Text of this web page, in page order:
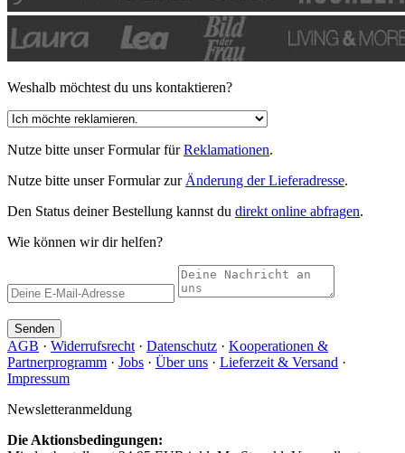
Weshalb möchtest du uns kontaktieren?
Nutze bitte unser Formular fürReklamationen.
Nutze bitte unser Formular zur Änderung der Lieferadresse.
Den Status deiner Bestellung kannst du direkt online abfragen.
Wie können wir dir helfen?
Senden
AGB · Widerrufsrecht · Datenschutz · Kooperationen &
Partnerprogramm · Jobs · Über uns · Lieferzeit & Versand ·
Impressum
Newsletteranmeldung
Die Aktionsbedingungen: